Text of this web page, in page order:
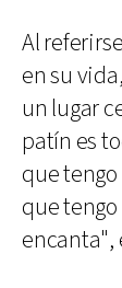
Al
en su
un lugar
patín es
que
que
encanta",